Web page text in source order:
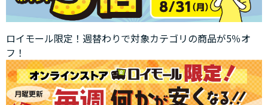
ロイモール限定！週替わりで対象カテゴリの商品が5％オ
フ！